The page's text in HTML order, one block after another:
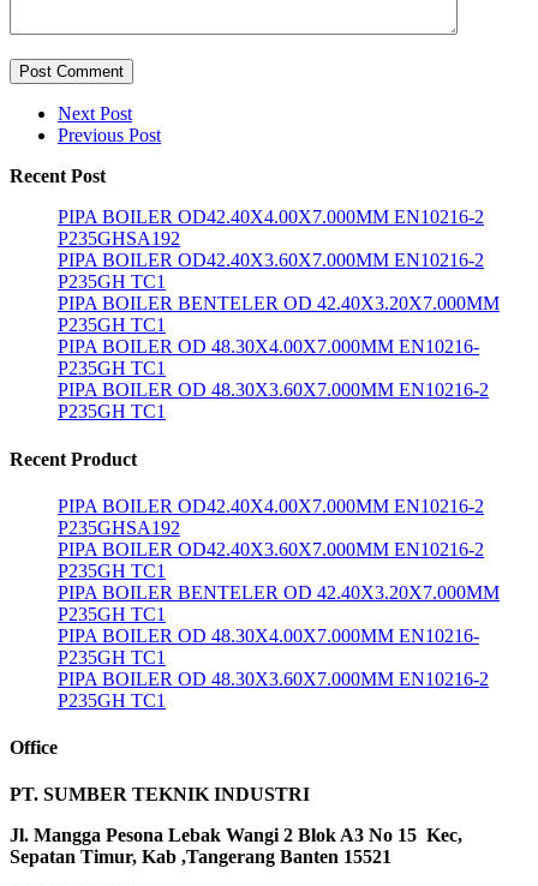
Post Comment
Next Post
Previous Post
Recent Post
PIPA BOILER OD42.40X4.00X7.000MM EN10216-2
P235GHSA192
PIPA BOILER OD42.40X3.60X7.000MM EN10216-2
P235GH TC1
PIPA BOILER BENTELER OD 42.40X3.20X7.000MM
P235GH TC1
PIPA BOILER OD 48.30X4.00X7.000MM EN10216-
P235GH TC1
PIPA BOILER OD 48.30X3.60X7.000MM EN10216-2
P235GH TC1
Recent Product
PIPA BOILER OD42.40X4.00X7.000MM EN10216-2
P235GHSA192
PIPA BOILER OD42.40X3.60X7.000MM EN10216-2
P235GH TC1
PIPA BOILER BENTELER OD 42.40X3.20X7.000MM
P235GH TC1
PIPA BOILER OD 48.30X4.00X7.000MM EN10216-
P235GH TC1
PIPA BOILER OD 48.30X3.60X7.000MM EN10216-2
P235GH TC1
Office
PT. SUMBER TEKNIK INDUSTRI
Jl. Mangga Pesona Lebak Wangi 2 Blok A3 No 15 Kec,
Sepatan Timur, Kab ,Tangerang Banten 15521